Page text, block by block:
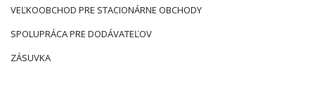
VEĽKOOBCHOD PRE STACIONÁRNE OBCHODY
SPOLUPRÁCA PRE DODÁVATEĽOV
ZÁSUVKA